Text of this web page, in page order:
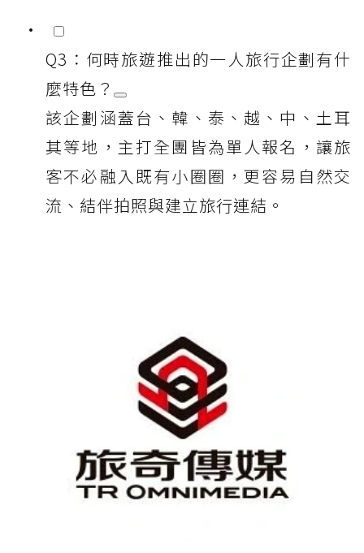
Q3：何時旅遊推出的一人旅行企劃有什
麼特色？
該企劃涵蓋台、韓、泰、越、中、土耳
其等地，主打全團皆為單人報名，讓旅
客不必融入既有小圈圈，更容易自然交
流、結伴拍照與建立旅行連結。